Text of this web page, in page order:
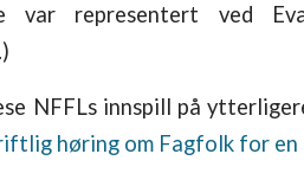
var representert ved
NFFLs innspill på
høring om Fagfolk for